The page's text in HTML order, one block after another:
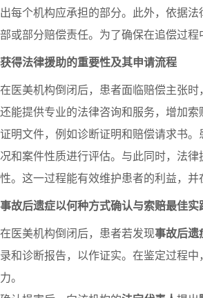
出每个机构应承担的部分。此外，依据
部或部分赔偿责任。为了确保在追偿过
获得法律援助的重要性及其申请流程
在医美机构倒闭后，患者面临赔偿主张时
还能提供专业的法律咨询和服务，增加
证明文件，例如诊断证明和赔偿请求书
况和案件性质进行评估。与此同时，法
性。这一过程能有效维护患者的利益，
事故后遗症以何种方式确认与索赔最佳实
在医美机构倒闭后，患者若发现事故后遗
录和诊断报告，以作证实。在鉴定过程
力。